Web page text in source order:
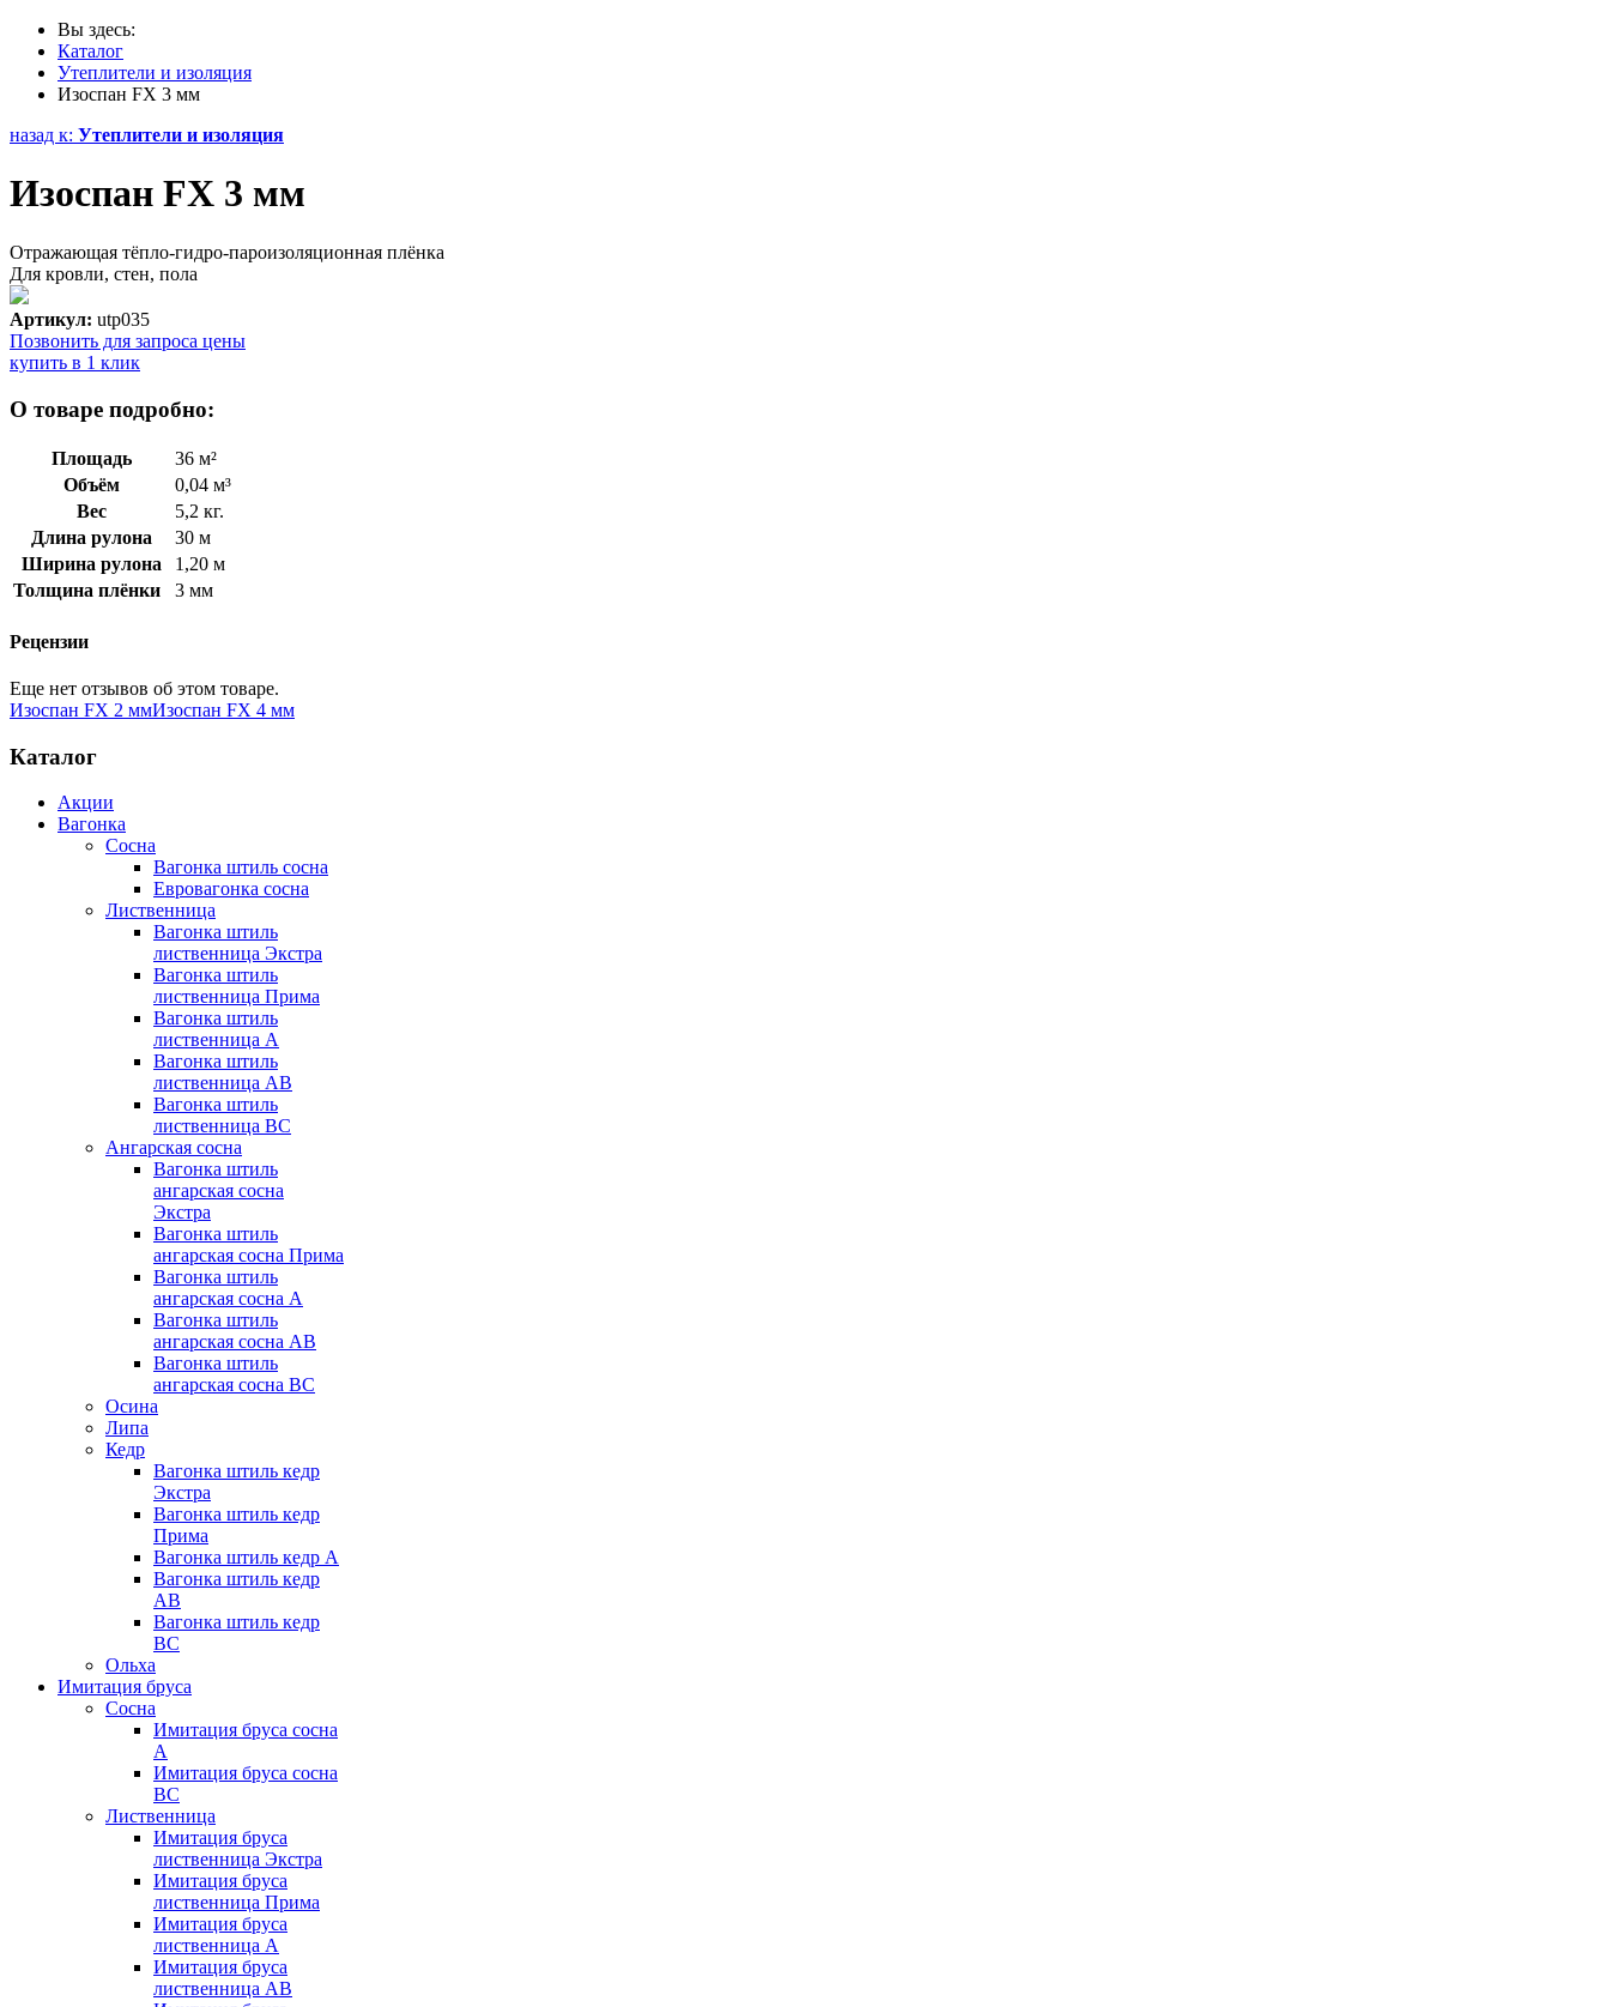
Вы здесь:
Каталог
Утеплители и изоляция
Изоспан FX 3 мм
назад к: Утеплители и изоляция
Изоспан FX 3 мм
Отражающая тёпло-гидро-пароизоляционная плёнка
Для кровли, стен, пола
Артикул: utp035
Позвонить для запроса цены
купить в 1 клик
О товаре подробно:
Площадь
36 м²
Объём
0,04 м³
Вес
5,2 кг.
Длина рулона
30 м
Ширина рулона
1,20 м
Толщина плёнки
3 мм
Рецензии
Еще нет отзывов об этом товаре.
Изоспан FX 2 ммИзоспан FX 4 мм
Каталог
Акции
Вагонка
Сосна
Вагонка штиль сосна
Евровагонка сосна
Лиственница
Вагонка штиль
лиственница Экстра
Вагонка штиль
лиственница Прима
Вагонка штиль
лиственница А
Вагонка штиль
лиственница AB
Вагонка штиль
лиственница BC
Ангарская сосна
Вагонка штиль
ангарская сосна
Экстра
Вагонка штиль
ангарская сосна Прима
Вагонка штиль
ангарская сосна А
Вагонка штиль
ангарская сосна AB
Вагонка штиль
ангарская сосна BC
Осина
Липа
Кедр
Вагонка штиль кедр
Экстра
Вагонка штиль кедр
Прима
Вагонка штиль кедр А
Вагонка штиль кедр
AB
Вагонка штиль кедр
BC
Ольха
Имитация бруса
Сосна
Имитация бруса сосна
А
Имитация бруса сосна
BC
Лиственница
Имитация бруса
лиственница Экстра
Имитация бруса
лиственница Прима
Имитация бруса
лиственница А
Имитация бруса
лиственница АB